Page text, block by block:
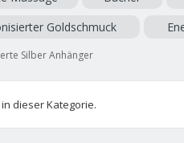
Goldschmuck
Silber Anhänger
dieser Kategorie.